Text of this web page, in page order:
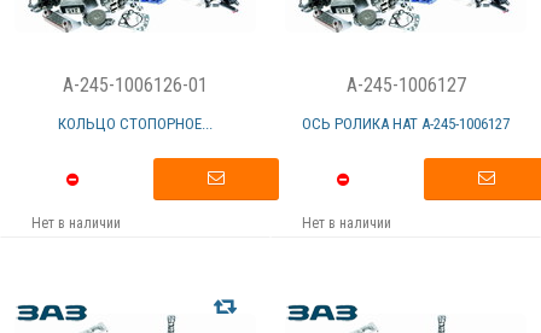
A-245-1006126-01
КОЛЬЦО СТОПОРНОЕ...
Нет в наличии
A-245-1006127
ОСЬ РОЛИКА НАТ А-245-1006127
Нет в наличии